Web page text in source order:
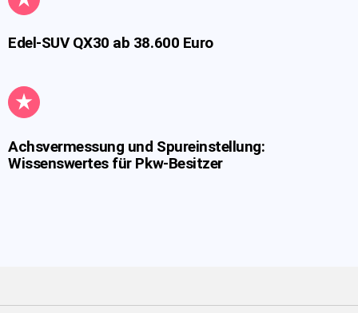
Edel-SUV QX30 ab 38.600 Euro
Achsvermessung und Spureinstellung:
Wissenswertes für Pkw-Besitzer